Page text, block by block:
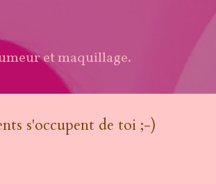
et maquillage.
s'occupent de toi ;-)